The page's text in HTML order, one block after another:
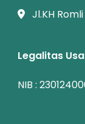
Jl.KH
Legalitas
NIB :